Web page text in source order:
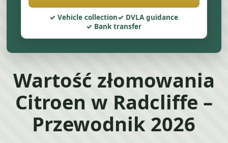
Vehicle collection
DVLA guidance
Bank transfer
Wartość złomowania
Citroen w Radcliffe –
Przewodnik 2026